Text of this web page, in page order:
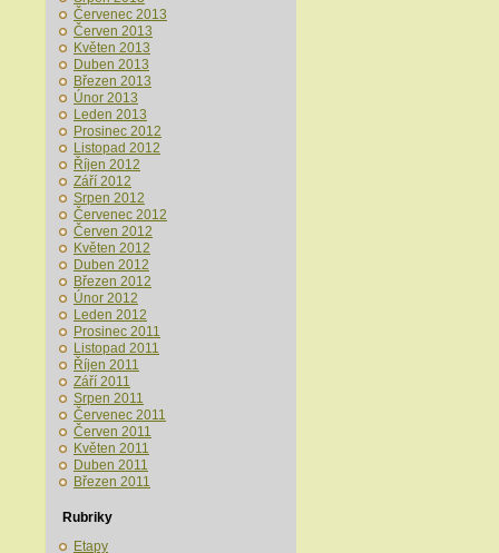
Červenec 2013
Červen 2013
Květen 2013
Duben 2013
Březen 2013
Únor 2013
Leden 2013
Prosinec 2012
Listopad 2012
Říjen 2012
Září 2012
Srpen 2012
Červenec 2012
Červen 2012
Květen 2012
Duben 2012
Březen 2012
Únor 2012
Leden 2012
Prosinec 2011
Listopad 2011
Říjen 2011
Září 2011
Srpen 2011
Červenec 2011
Červen 2011
Květen 2011
Duben 2011
Březen 2011
Rubriky
Etapy